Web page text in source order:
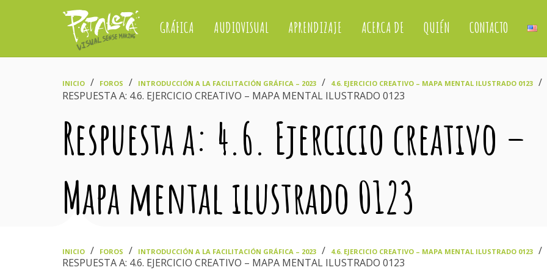
GRÁFICA AUDIOVISUAL APRENDIZAJE ACERCA DE QUIÉN CONTACTO
INICIO FOROS INTRODUCCIÓN A LA FACILITACIÓN GRÁFICA – 2023 4.6. EJERCICIO CREATIVO – MAPA MENTAL ILUSTRADO 0123
RESPUESTA A: 4.6. EJERCICIO CREATIVO – MAPA MENTAL ILUSTRADO 0123
Respuesta a: 4.6. Ejercicio creativo –
Mapa mental ilustrado 0123
INICIO FOROS INTRODUCCIÓN A LA FACILITACIÓN GRÁFICA – 2023 4.6. EJERCICIO CREATIVO – MAPA MENTAL ILUSTRADO 0123
RESPUESTA A: 4.6. EJERCICIO CREATIVO – MAPA MENTAL ILUSTRADO 0123